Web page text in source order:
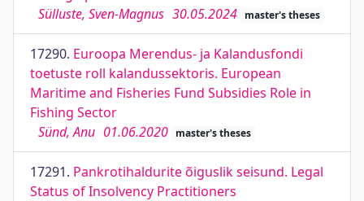
Sülluste, Sven-Magnus 30.05.2024 master's theses
17290. Euroopa Merendus- ja Kalandusfondi
toetuste roll kalandussektoris. European
Maritime and Fisheries Fund Subsidies Role in
Fishing Sector
Sünd, Anu 01.06.2020 master's theses
17291. Pankrotihaldurite õiguslik seisund. Legal
Status of Insolvency Practitioners